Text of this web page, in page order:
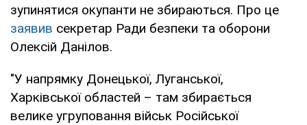
зупинятися окупанти не збираються. Про це
заявив секретар Ради безпеки та оборони
Олексій Данілов.
"У напрямку Донецької, Луганської,
Харківської областей – там збирається
велике угруповання військ Російської